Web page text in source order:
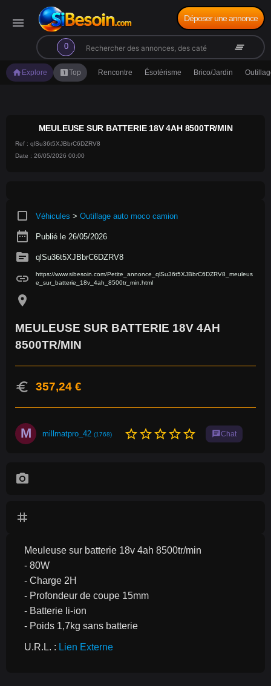
menu
0
search clear_all
Déposer une annonce
home Explore looks_oneTop Rencontre Ésotérisme Brico/Jardin
MEULEUSE SUR BATTERIE 18V 4AH 8500TR/MIN
Ref : qlSu36t5XJBbrC6DZRV8
Date : 26/05/2026 00:00
crop_square Véhicules > Outillage auto moco camion
date_range Publié le 26/05/2026
source qlSu36t5XJBbrC6DZRV8
link
https://www.sibesoin.com/Petite_annonce_qlSu36t5XJBbrC6DZRV8_meuleus
e_sur_batterie_18v_4ah_8500tr_min.html
location_on
MEULEUSE SUR BATTERIE 18V 4AH
8500TR/MIN
euro 357,24 €
M millmatpro_42 (1768) star_borderstar_borderstar_borderstar_borderstar_border chatChat
photo_camera
tag
Meuleuse sur batterie 18v 4ah 8500tr/min
- 80W
- Charge 2H
- Profondeur de coupe 15mm
- Batterie li-ion
- Poids 1,7kg sans batterie
U.R.L. : Lien Externe